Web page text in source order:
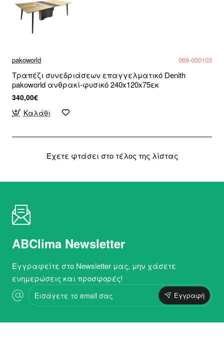
pakoworld 069-000103
Τραπέζι συνεδριάσεων επαγγελματικό Denith
pakoworld ανθρακί-φυσικό 240x120x75εκ
340,00€
Καλάθι
Έχετε φτάσει στο τέλος της λίστας
ABClima Newsletter
Εγγραφείτε στο Newsletter μας, μην χάσετε
ενημερώσεις και προσφορές!
Εισάγετε
το
email
Εγγραφή